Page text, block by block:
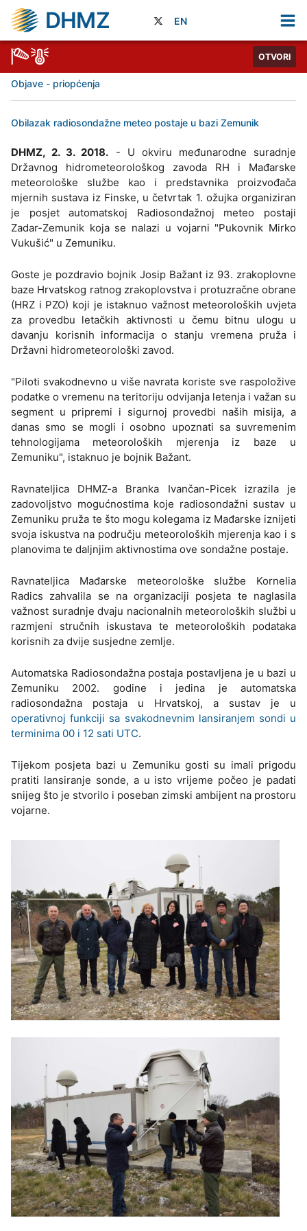
DHMZ EN
OTVORI
Objave - priopćenja
Obilazak radiosondažne meteo postaje u bazi Zemunik
DHMZ, 2. 3. 2018. - U okviru međunarodne suradnje
Državnog hidrometeorološkog zavoda RH i Mađarske
meteorološke službe kao i predstavnika proizvođača
mjernih sustava iz Finske, u četvrtak 1. ožujka organiziran
je posjet automatskoj Radiosondažnoj meteo postaji
Zadar-Zemunik koja se nalazi u vojarni "Pukovnik Mirko
Vukušić" u Zemuniku.
Goste je pozdravio bojnik Josip Bažant iz 93. zrakoplovne
baze Hrvatskog ratnog zrakoplovstva i protuzračne obrane
(HRZ i PZO) koji je istaknuo važnost meteoroloških uvjeta
za provedbu letačkih aktivnosti u čemu bitnu ulogu u
davanju korisnih informacija o stanju vremena pruža i
Državni hidrometeorološki zavod.
"Piloti svakodnevno u više navrata koriste sve raspoložive
podatke o vremenu na teritoriju odvijanja letenja i važan su
segment u pripremi i sigurnoj provedbi naših misija, a
danas smo se mogli i osobno upoznati sa suvremenim
tehnologijama meteoroloških mjerenja iz baze u
Zemuniku", istaknuo je bojnik Bažant.
Ravnateljica DHMZ-a Branka Ivančan-Picek izrazila je
zadovoljstvo mogućnostima koje radiosondažni sustav u
Zemuniku pruža te što mogu kolegama iz Mađarske iznijeti
svoja iskustva na području meteoroloških mjerenja kao i s
planovima te daljnjim aktivnostima ove sondažne postaje.
Ravnateljica Mađarske meteorološke službe Kornelia
Radics zahvalila se na organizaciji posjeta te naglasila
važnost suradnje dvaju nacionalnih meteoroloških službi u
razmjeni stručnih iskustava te meteoroloških podataka
korisnih za dvije susjedne zemlje.
Automatska Radiosondažna postaja postavljena je u bazi u
Zemuniku 2002. godine i jedina je automatska
radiosondažna postaja u Hrvatskoj, a sustav je u
operativnoj funkciji sa svakodnevnim lansiranjem sondi u
terminima 00 i 12 sati UTC.
Tijekom posjeta bazi u Zemuniku gosti su imali prigodu
pratiti lansiranje sonde, a u isto vrijeme počeo je padati
snijeg što je stvorilo i poseban zimski ambijent na prostoru
vojarne.